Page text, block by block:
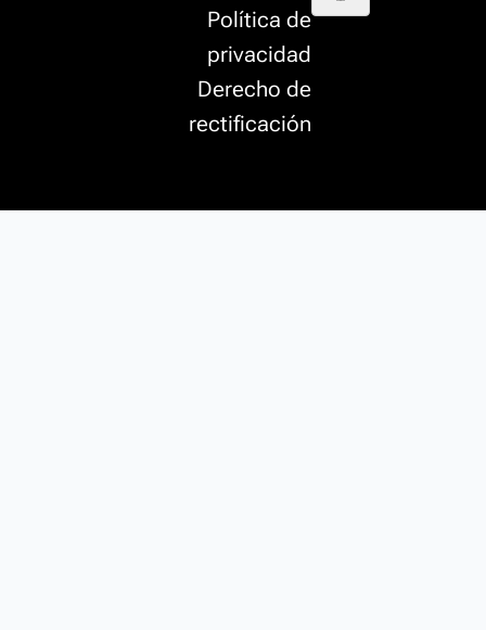
Política de
privacidad
Derecho de
rectificación